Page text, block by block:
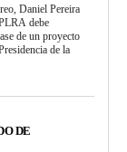
Daniel Pereira
debe
de un proyecto
de la
DE